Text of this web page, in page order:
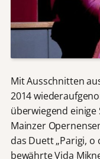
Mit Ausschnitten
2014
überwiegend einige
Mainzer
das Duett „Parigi, o
bewährteVida